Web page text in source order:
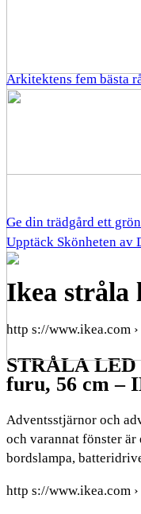
Arkitektens fem bästa
Ge din trädgård ett
Upptäck Skönheten av
Ikea stråla
http s://www.ikea.com
STRÅLA LED
furu, 56 cm –
Adventsstjärnor och
och varannat fönster
bordslampa,
http s://www.ikea.com